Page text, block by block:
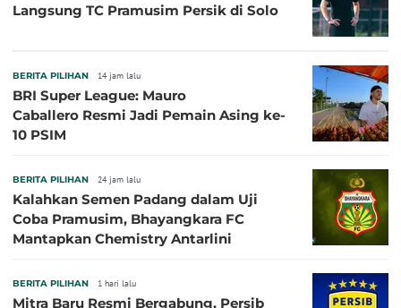
Langsung TC Pramusim Persik di Solo
BERITA PILIHAN 14 jam lalu
BRI Super League: Mauro
Caballero Resmi Jadi Pemain Asing ke-
10 PSIM
BERITA PILIHAN 24 jam lalu
Kalahkan Semen Padang dalam Uji
Coba Pramusim, Bhayangkara FC
Mantapkan Chemistry Antarlini
BERITA PILIHAN 1 hari lalu
Mitra Baru Resmi Bergabung, Persib